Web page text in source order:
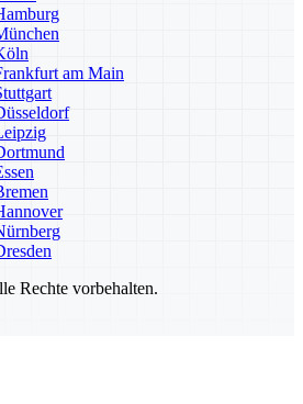
am Main
Rechte vorbehalten.